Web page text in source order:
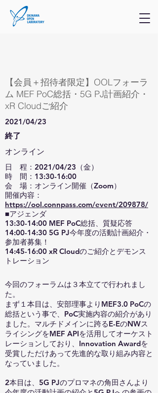
【会員＋招待者限定】OOLフォーラ
ム MEF PoC総括・5G PJ計画紹介・
xR Cloudご紹介
2021/04/23
終了
オンライン
日 程：2021/04/23（金）
時 間：13:30-16:00
会 場：オンライン開催（Zoom）
開催内容：
https://ool.connpass.com/event/209878/
■アジェンダ
13:30-14:00 MEF PoC総括、質疑応答
14:00-14:30 5G PJ今年度の活動計画紹介・
参加者募集！
14:45-16:00 xR Cloudのご紹介とデモンス
トレーション
今回のフォーラムは３本立てで行われまし
た。
まず１本目は、安部理事よりMEF3.0 PoCの
総括という事で、PoC実施内容の紹介があり
ました。マルチドメインに跨るE-EのNWス
ライシングをMEF APIを活用してオーケスト
レーションしており、Innovation Awardを
受賞しただけあって先進的な取り組み内容と
なっていました。
2本目は、5G PJのプロマネの角田さんより